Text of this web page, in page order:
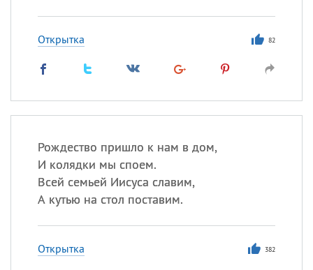
Открытка 82
Рождество пришло к нам в дом,
И колядки мы споем.
Всей семьей Иисуса славим,
А кутью на стол поставим.
Открытка 382